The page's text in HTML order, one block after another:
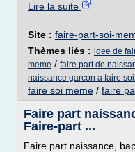
Lire la suite
Site : faire-part-soi-
Thèmes liés : idee de
meme / faire part de
naissance garcon a faire
faire soi meme / faire
Faire part
Faire-part ...
Faire part naissance,